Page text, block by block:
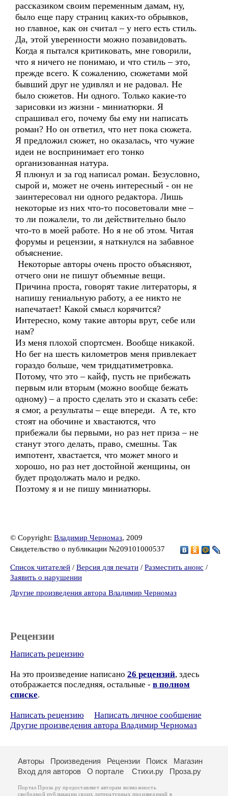
рассказиком своим переменным дамам, ну,
было еще пару страниц каких-то обрывков,
но главное, как он считал – у него есть стиль.
Да, этой уверенности можно позавидовать.
Когда я пытался критиковать, мне говорили,
что я ничего не понимаю, и что стиль – это,
прежде всего. К сожалению, сюжетами мой
бывший друг не удивлял и не радовал. Не
было сюжетов. Ни одного. Только какие-то
зарисовки из жизни - миниатюрки. Я
спрашивал его, почему бы ему ни написать
роман? Но он ответил, что нет пока сюжета.
Я предложил сюжет, но оказалась, что чужие
идеи не воспринимает его тонко
организованная натура.
Я плюнул и за год написал роман. Безусловно,
сырой и, может не очень интересный - он не
заинтересовал ни одного редактора. Лишь
некоторые из них что-то посоветовали мне –
то ли пожалели, то ли действительно было
что-то в моей работе. Но я не об этом. Читая
форумы и рецензии, я наткнулся на забавное
объяснение.
Некоторые авторы очень просто объясняют,
отчего они не пишут объемные вещи.
Причина проста, говорят такие литераторы, я
напишу гениальную работу, а ее никто не
напечатает! Какой смысл корячится?
Интересно, кому такие авторы врут, себе или
нам?
Из меня плохой спортсмен. Вообще никакой.
Но бег на шесть километров меня привлекает
гораздо больше, чем тридцатиметровка.
Потому, что это – кайф, пусть не прибежать
первым или вторым (можно вообще бежать
одному) – а просто сделать это и сказать себе:
я смог, а результаты – еще впереди. А те, кто
стоят на обочине и хвастаются, что
прибежали бы первыми, но раз нет приза – не
станут этого делать, право, смешны. Так
импотент, хвастается, что может много и
хорошо, но раз нет достойной женщины, он
будет продолжать мало и редко.
Поэтому я и не пишу миниатюры.
© Copyright: Владимир Черномаз, 2009
Свидетельство о публикации №209101000537
Список читателей / Версия для печати / Разместить анонс /
Заявить о нарушении
Другие произведения автора Владимир Черномаз
Рецензии
Написать рецензию
На это произведение написано 26 рецензий, здесь
отображается последняя, остальные - в полном
списке.
Написать рецензию
Написать личное сообщение
Другие произведения автора Владимир Черномаз
Авторы Произведения Рецензии Поиск
Магазин
Вход для авторов
О портале Стихи.ру Проза.ру
Портал Проза.ру предоставляет авторам возможность
свободной публикации своих литературных произведений в